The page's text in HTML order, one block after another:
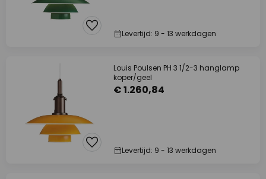
Levertijd: 9 - 13 werkdagen
Louis Poulsen PH 3 1/2-3 hanglamp
koper/geel
€ 1.260,84
Levertijd: 9 - 13 werkdagen